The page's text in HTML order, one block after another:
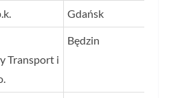
Gdańsk
Transport i
Będzin